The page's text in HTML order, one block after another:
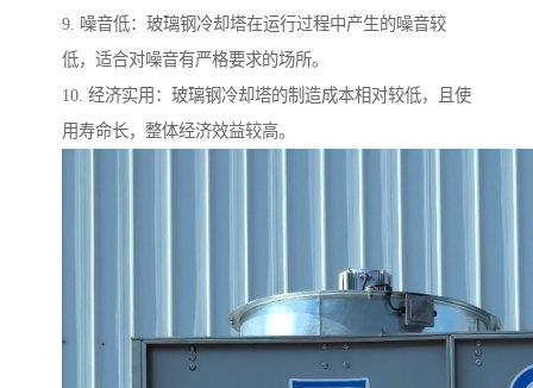
9. 噪音低：玻璃钢冷却塔在运行过程中产生的噪音较
低，适合对噪音有严格要求的场所。
10. 经济实用：玻璃钢冷却塔的制造成本相对较低，且使
用寿命长，整体经济效益较高。